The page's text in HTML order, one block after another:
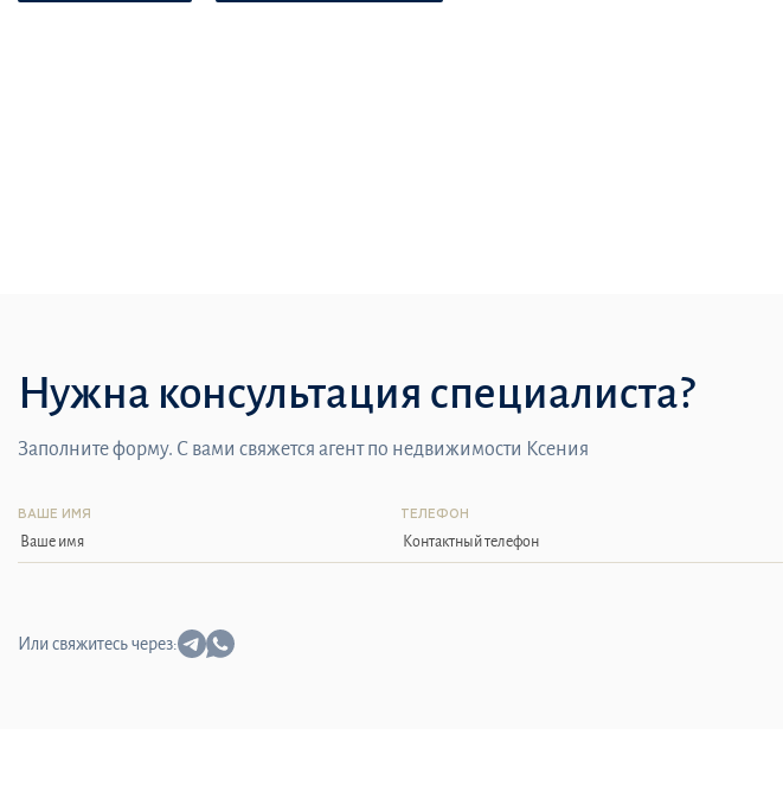
Нужна консультация специалиста?
Заполните форму. С вами свяжется агент по недвижимости Ксения
ВАШЕ ИМЯ ТЕЛЕФОН
Или свяжитесь через: